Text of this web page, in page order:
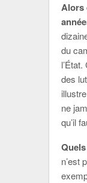
Alors
du
des
ne
qu’il
n’est